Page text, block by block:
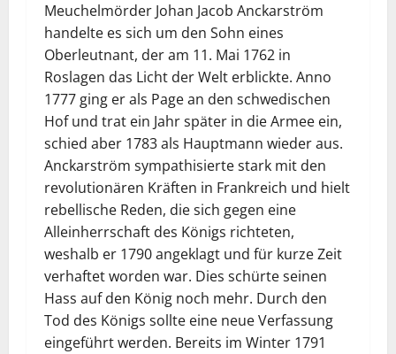
Meuchelmörder Johan Jacob Anckarström
handelte es sich um den Sohn eines
Oberleutnant, der am 11. Mai 1762 in
Roslagen das Licht der Welt erblickte. Anno
1777 ging er als Page an den schwedischen
Hof und trat ein Jahr später in die Armee ein,
schied aber 1783 als Hauptmann wieder aus.
Anckarström sympathisierte stark mit den
revolutionären Kräften in Frankreich und hielt
rebellische Reden, die sich gegen eine
Alleinherrschaft des Königs richteten,
weshalb er 1790 angeklagt und für kurze Zeit
verhaftet worden war. Dies schürte seinen
Hass auf den König noch mehr. Durch den
Tod des Königs sollte eine neue Verfassung
eingeführt werden. Bereits im Winter 1791